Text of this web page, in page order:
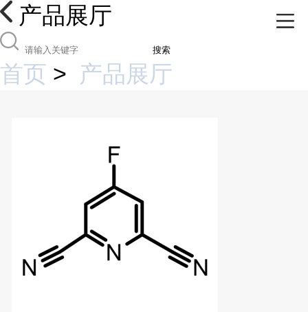
产品展厅
搜索
首页 > 产品展厅